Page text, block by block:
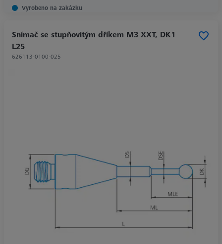
Vyrobeno na zakázku
Snímač se stupňovitým dříkem M3 XXT, DK1
L25
626113-0100-025